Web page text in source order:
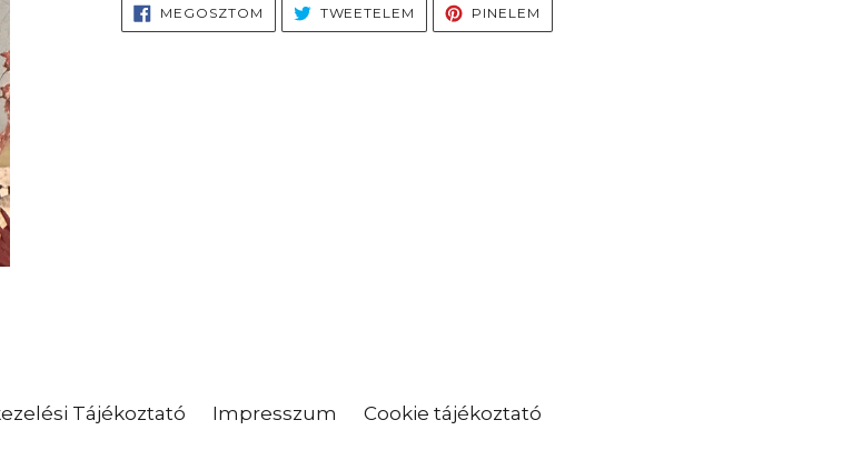
MEGOSZTOM MEGOSZTÁS
FACEBOOKON
TWEETELEM TWEETELÉS
TWITTEREN
PINELEM
Tájékoztató Impresszum Cookie tájékoztató